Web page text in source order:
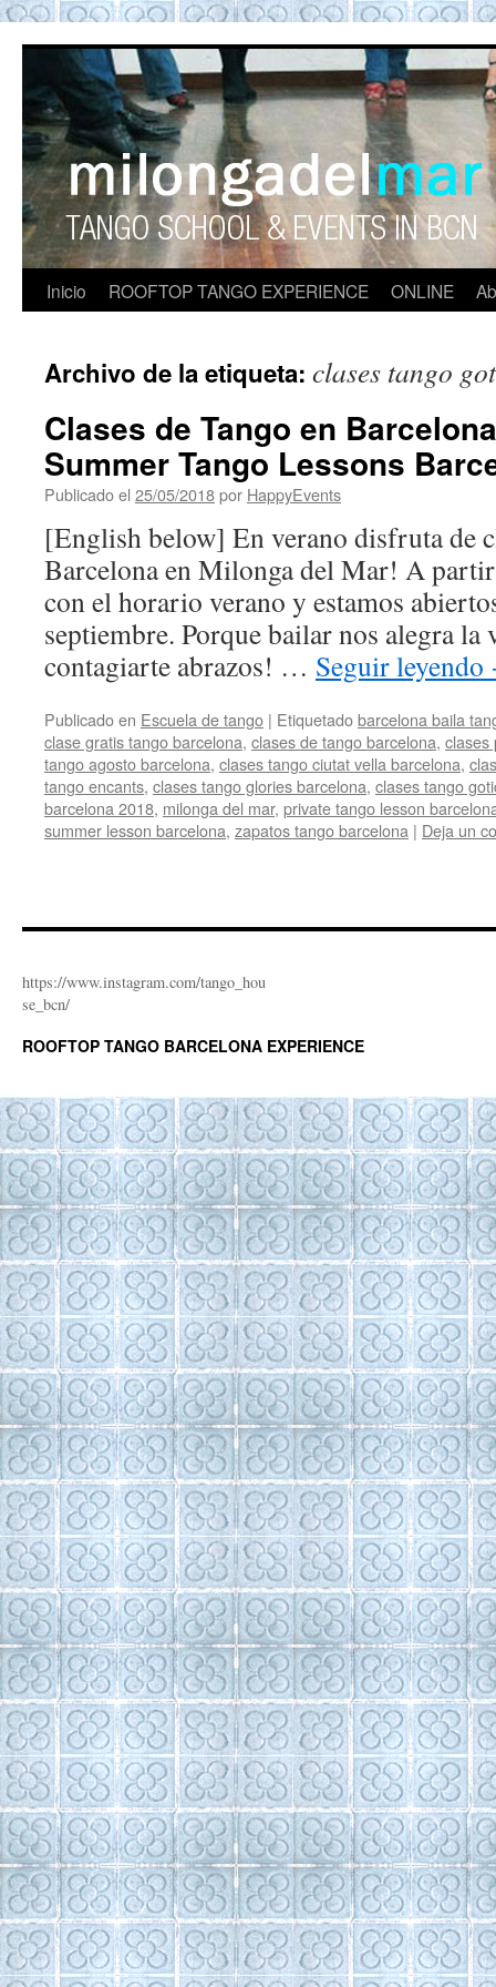
ROOFTOP TANGO
Tango en Barcelona. Clases de Tango en
Barcelona. Show Tango. barcelona
experience. Private Tango Lesson. Rooftop
Tango experience Barcelona. Tango
Barcelona
Inicio ROOFTOP TANGO EXPERIENCE ONLINE
Archivo de la etiqueta: clases tango
Clases de Tango en
Summer Tango Lessons
Publicado el 25/05/2018por HappyEvents
[English below] En verano disfruta de
Barcelona en Milonga del Mar! A
con el horario verano y estamos
septiembre. Porque bailar nos alegra la
contagiarte abrazos! … Seguir leyendo
Publicado en Escuela de tango | Etiquetadobarcelona baila
clase gratis tango barcelona, clases de tango barcelona, clases
tango agosto barcelona, clases tango ciutat vella barcelona,
tango encants, clases tango glories barcelona, clases tango
barcelona 2018, milonga del mar, private tango lesson
summer lesson barcelona, zapatos tango barcelona | Deja un
https://www.instagram.com/tango_hou
se_bcn/
ROOFTOP TANGO BARCELONA EXPERIENCE